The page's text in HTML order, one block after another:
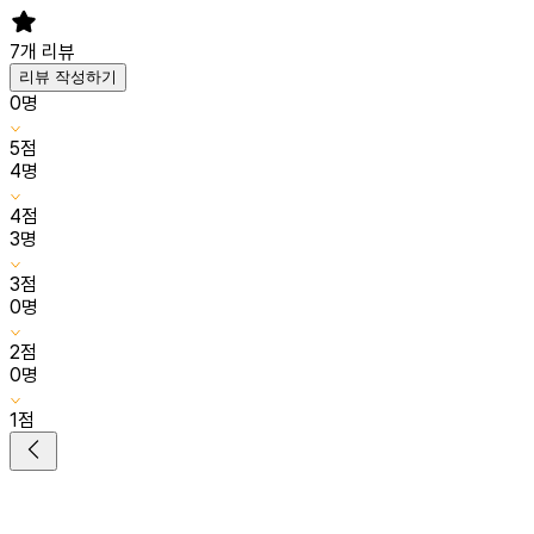
7개 리뷰
리뷰 작성하기
0명
5점
4명
4점
3명
3점
0명
2점
0명
1점